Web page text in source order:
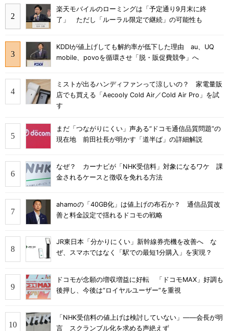
楽天モバイルのローミングは「予定通り9月末に終
了」 ただし「ルーラル限定で継続」の可能性も
KDDIが値上げしても解約率が低下した理由 au、UQ
mobile、povoを循環させ「脱・販促費競争」へ
ミストが出るハンディファンって涼しいの？ 家電量販
店でも買える「Aecooly Cold Air／Cold Air Pro」を試
す
まだ「つながりにくい」声ある“ドコモ通信品質問題”の
現在地 前田社長が明かす「道半ば」の詳細解説
なぜ？ カーナビが「NHK受信料」対象になるワケ 課
金されるケースと徴収を免れる方法
ahamoの「40GB化」は値上げの布石か？ 通信品質改
善と料金設定で揺れるドコモの戦略
JR東日本「分かりにくい」新幹線券売機を改善へ な
ぜ、スマホではなく「駅での最短1分購入」を実現？
ドコモが念願の増収増益に好転 「ドコモMAX」好調も
後押し、今後は“ロイヤルユーザー”を重視
「NHK受信料の値上げは検討していない」――会長が明
言 スクランブル化を求める声絶えず